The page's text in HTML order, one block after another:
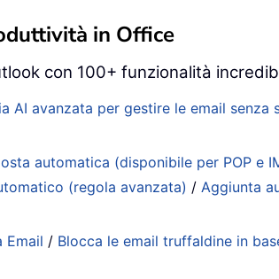
in Office
con 100+ funzionalità
AI avanzata per gestire le email
automatica (disponibile per POP e
(regola avanzata) /Aggiunta
Email / Blocca le email truffaldine in